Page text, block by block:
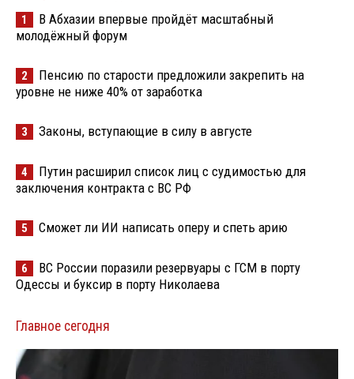
1
В Абхазии впервые пройдёт масштабный
молодёжный форум
2
Пенсию по старости предложили закрепить на
уровне не ниже 40% от заработка
3 Законы, вступающие в силу в августе
4
Путин расширил список лиц с судимостью для
заключения контракта с ВС РФ
5 Сможет ли ИИ написать оперу и спеть арию
6
ВС России поразили резервуары с ГСМ в порту
Одессы и буксир в порту Николаева
Главное сегодня